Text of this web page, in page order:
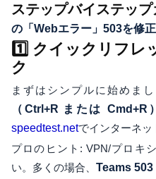
ステップバイステップ
の「Webエラー」503を修
1️⃣ クイックリフレ
ク
まずはシンプルに始めまし
（Ctrl+R または Cmd+R
speedtest.netでインターネッ
プロのヒント: VPN/プロキ
い。多くの場合、 Teams 503